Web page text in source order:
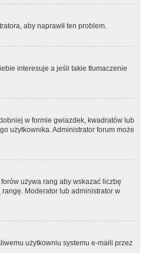
aby naprawił ten problem.
interesuje a jeśli takie tłumaczenie
w formie gwiazdek, kwadratów lub
użytkownika. Administrator forum może
używa rang aby wskazać liczbę
Moderator lub administrator w
użytkowniu systemu e-maili przez